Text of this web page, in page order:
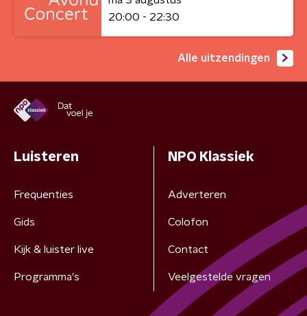
20:00 - 22:30
Alle uitzendingen
Luisteren
Frequenties
Gids
Kijk & luister live
Programma's
NPO Klassiek
Adverteren
Colofon
Contact
Veelgestelde vragen